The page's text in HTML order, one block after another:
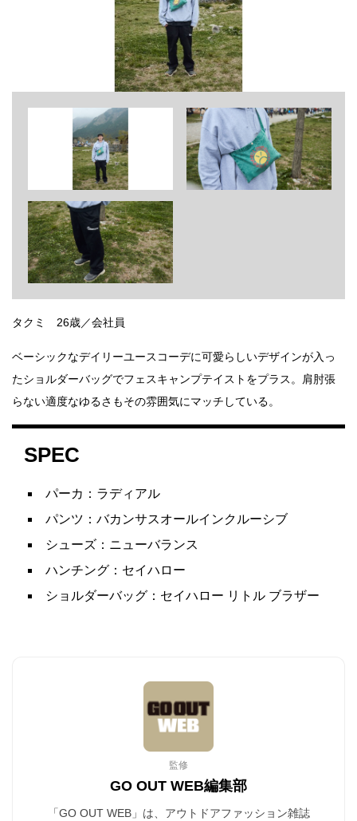
タクミ 26歳／会社員
ベーシックなデイリーユースコーデに可愛らしいデザインが入っ
たショルダーバッグでフェスキャンプテイストをプラス。肩肘張
らない適度なゆるさもその雰囲気にマッチしている。
SPEC
パーカ：ラディアル
パンツ：バカンサスオールインクルーシブ
シューズ：ニューバランス
ハンチング：セイハロー
ショルダーバッグ：セイハロー リトル ブラザー
監修
GO OUT WEB編集部
「GO OUT WEB」は、アウトドアファッション雑誌